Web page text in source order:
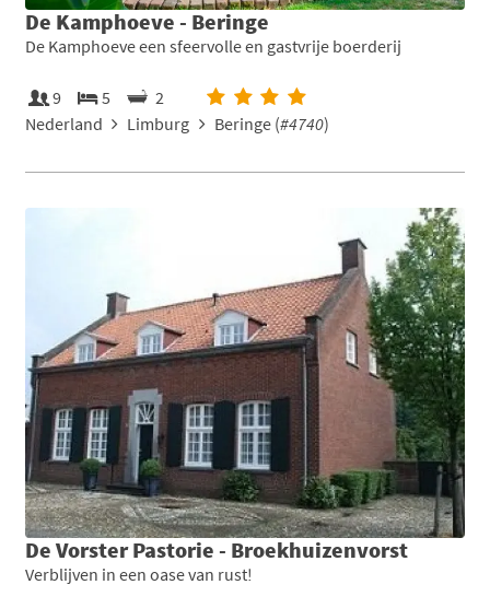
De Kamphoeve - Beringe
De Kamphoeve een sfeervolle en gastvrije boerderij
9 5
2
Nederland
Limburg Beringe (#4740)
De Vorster Pastorie - Broekhuizenvorst
Verblijven in een oase van rust!